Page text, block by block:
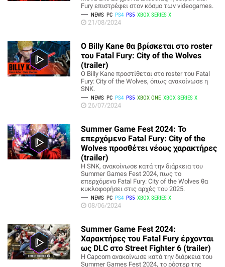
Fury επιστρέφει στον κόσμο των videogames.
NEWS PC PS4 PS5 XBOX SERIES X
21/08/2024
Ο Billy Kane θα βρίσκεται στο roster
του Fatal Fury: City of the Wolves
(trailer)
Ο Billy Kane προστίθεται στο roster του Fatal
Fury: City of the Wolves, όπως ανακοίνωσε η
SNK.
NEWS PC PS4 PS5 XBOX ONE XBOX SERIES X
26/07/2024
Summer Game Fest 2024: Το
επερχόμενο Fatal Fury: City of the
Wolves προσθέτει νέους χαρακτήρες
(trailer)
Η SNK, ανακοίνωσε κατά την διάρκεια του
Summer Games Fest 2024, πως το
επερχόμενο Fatal Fury: City of the Wolves θα
κυκλοφορήσει στις αρχές του 2025.
NEWS PC PS4 PS5 XBOX SERIES X
08/06/2024
Summer Game Fest 2024:
Χαρακτήρες του Fatal Fury έρχονται
ως DLC στο Street Fighter 6 (trailer)
Η Capcom ανακοίνωσε κατά την διάρκεια του
Summer Games Fest 2024, το ρόστερ της